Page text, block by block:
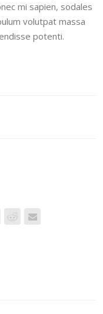
mi sapien, sodales
volutpat massa
potenti.